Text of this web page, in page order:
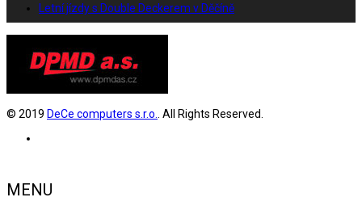
Letní jízdy s Double Deckerem v Děčíně
© 2019 DeCe computers s.r.o. . All Rights Reserved.
MENU